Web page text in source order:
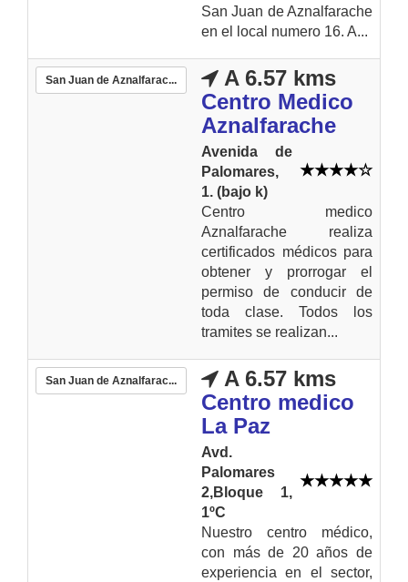
San Juan de Aznalfarache
en el local numero 16. A...
San Juan de Aznalfarac...
A 6.57 kms
Centro Medico
Aznalfarache
Avenida de
Palomares,
1. (bajo k)
Centro medico
Aznalfarache realiza
certificados médicos para
obtener y prorrogar el
permiso de conducir de
toda clase. Todos los
tramites se realizan...
San Juan de Aznalfarac...
A 6.57 kms
Centro medico
La Paz
Avd.
Palomares
2,Bloque 1,
1ºC
Nuestro centro médico,
con más de 20 años de
experiencia en el sector,